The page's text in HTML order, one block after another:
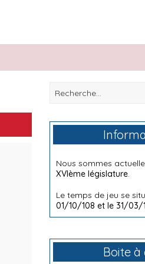
Nous sommes
XVIème législature.
Le temps de jeu se
01/10/108 et le 31/03/
Boite à